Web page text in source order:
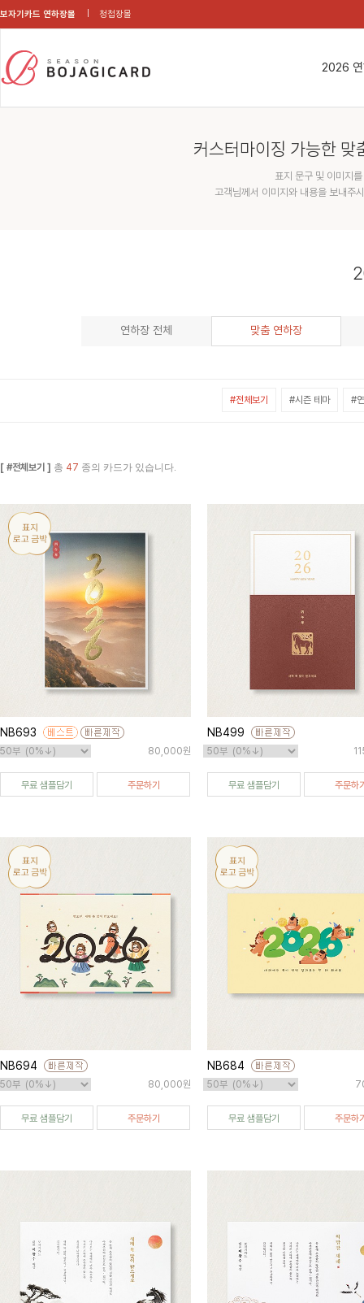
보자기카드 연하장몰 청첩장몰
2026
커스터마이징 가능한 맞
표지 문구 및 이미지
고객님께서 이미지와 내용을 보내주
연하장 전체 맞춤 연하장
#전체보기 #시즌 테마 #
[ #전체보기 ] 총 47 종의 카드가 있습니다.
NB693
80,000원
무료 샘플담기 주문하기
NB499
무료 샘플담기 주문하
NB694
80,000원
무료 샘플담기 주문하기
NB684
무료 샘플담기 주문하